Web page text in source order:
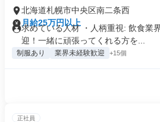
北海道札幌市中央区南二条西
月給25万円以上
求めている人材 ・人柄重視: 飲食業
迎！一緒に頑張ってくれる方を...
制服あり 業界未経験歓迎 +15個
正社員